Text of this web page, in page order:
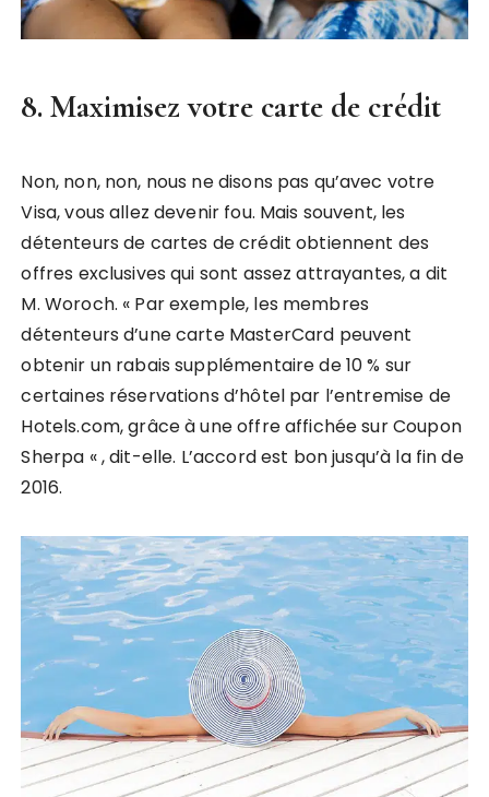
8. Maximisez votre carte de crédit
Non, non, non, nous ne disons pas qu’avec votre
Visa, vous allez devenir fou. Mais souvent, les
détenteurs de cartes de crédit obtiennent des
offres exclusives qui sont assez attrayantes, a dit
M. Woroch. « Par exemple, les membres
détenteurs d’une carte MasterCard peuvent
obtenir un rabais supplémentaire de 10 % sur
certaines réservations d’hôtel par l’entremise de
Hotels.com, grâce à une offre affichée sur Coupon
Sherpa « , dit-elle. L’accord est bon jusqu’à la fin de
2016.